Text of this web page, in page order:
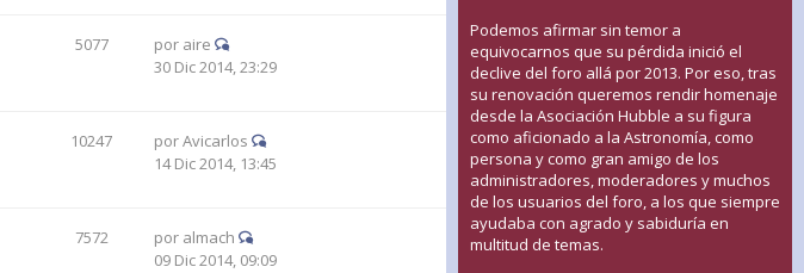
5077 por aire
30 Dic 2014, 23:29
10247 porAvicarlos
14 Dic 2014, 13:45
7572 por almach
09 Dic 2014, 09:09
Podemos afirmar sin temor a
equivocarnos que su pérdida inició el
declive del foro allá por 2013. Por eso, tras
su renovación queremos rendir homenaje
desde la Asociación Hubble a su figura
como aficionado a la Astronomía, como
persona y como gran amigo de los
administradores, moderadores y muchos
de los usuarios del foro, a los que siempre
ayudaba con agrado y sabiduría en
multitud de temas.